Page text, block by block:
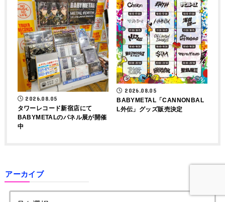
2026.08.05
タワーレコード新宿店にて
BABYMETALのパネル展が開催
中
2026.08.05
BABYMETAL「CANNONBAL
L外伝」グッズ販売決定
アーカイブ